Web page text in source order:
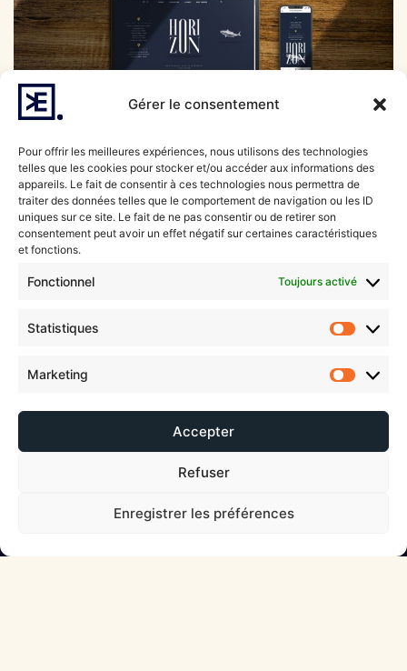
Gérer le consentement
Pour offrir les meilleures expériences, nous utilisons des technologies
telles que les cookies pour stocker et/ou accéder aux informations des
appareils. Le fait de consentir à ces technologies nous permettra de
traiter des données telles que le comportement de navigation ou les ID
uniques sur ce site. Le fait de ne pas consentir ou de retirer son
consentement peut avoir un effet négatif sur certaines caractéristiques
et fonctions.
Fonctionnel Toujours activé
Statistiques
Marketing
Accepter
Refuser
Enregistrer les préférences
Marquons les esprits ensemble
Nous faisons aussi
de la
communication